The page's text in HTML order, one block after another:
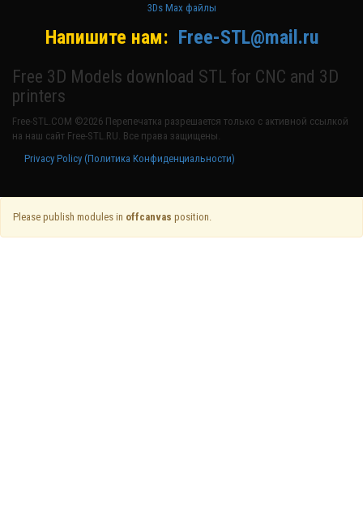
3Ds Max файлы
Напишите нам: Free-STL@mail.ru
Free 3D Models download STL for CNC and 3D
printers
Free-STL.COM ©2026 Перепечатка разрешается только с активной ссылкой
на наш сайт Free-STL.RU. Все права защищены.
Privacy Policy (Политика Конфиденциальности)
Please publish modules in offcanvas position.